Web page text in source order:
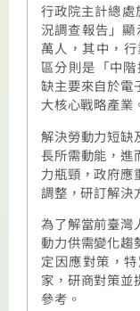
行政院主計總處
況調查報告」顯
萬人，其中，
區分則是「中
缺主要來自於電
大核心戰略產業
解決勞動力短缺
長所需動能，進
力瓶頸，政府應
調整，研訂解決
為了解當前臺灣
動力供需變化趨
定因應對策，
家，研商對策並
參考。